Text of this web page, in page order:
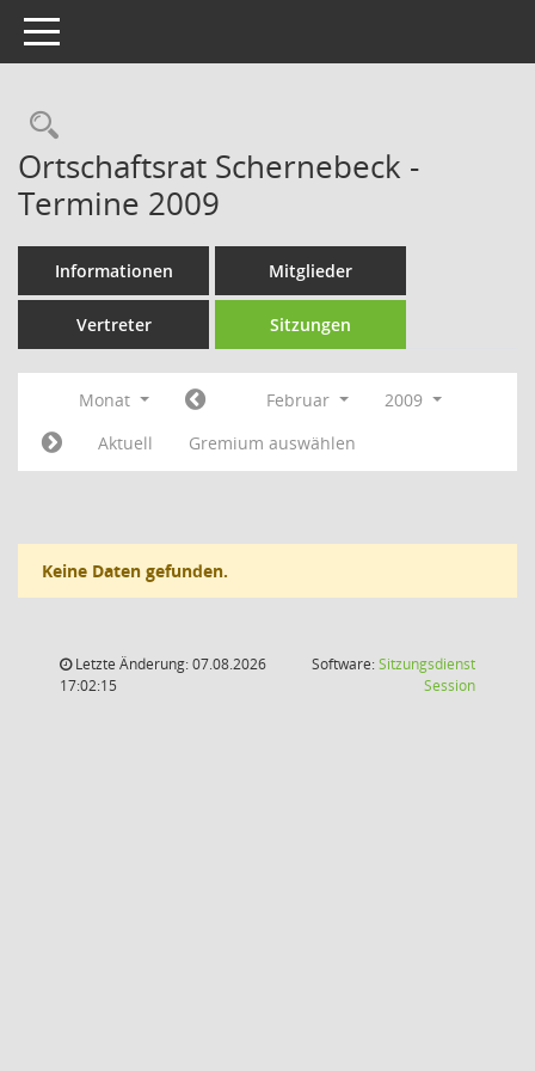
Toggle navigation
Rechercheauswahl
Ortschaftsrat Schernebeck -
Termine 2009
Informationen Mitglieder
Vertreter Sitzungen
Monat Februar
2009
Aktuell
Gremium auswählen
Keine Daten gefunden.
Letzte Änderung: 07.08.2026
17:02:15
Software:Sitzungsdienst
Session(Wird in